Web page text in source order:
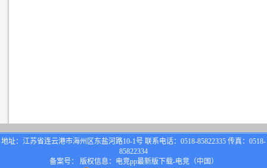
地址：江苏省连云港市海州区东盐河路10-1号 联系电话：0518-85822335 传真：0518-
85822334
备案号： 版权信息：电竞pp最新版下载-电竞（中国）